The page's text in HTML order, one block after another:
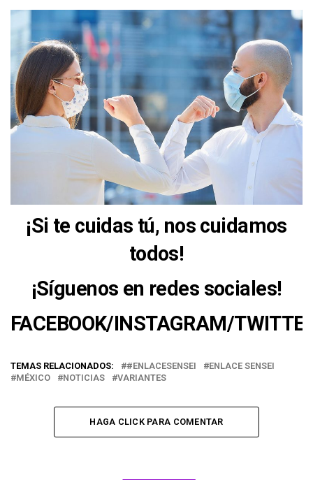
¡Si te cuidas tú, nos cuidamos
todos!
¡Síguenos en redes sociales!
FACEBOOK/INSTAGRAM/
TEMAS RELACIONADOS: #ENLACESENSEI
ENLACE SENSEI
MÉXICO
NOTICIAS VARIANTES
HAGA CLICK PARA COMENTAR